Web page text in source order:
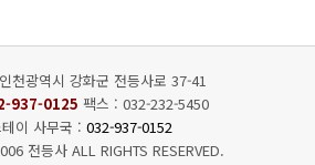
천광역시 강화군 전등사로 37-41
937-0125 팩스 : 032-232-5450
이 사무국 : 032-937-0152
전등사 ALL RIGHTS RESERVED.